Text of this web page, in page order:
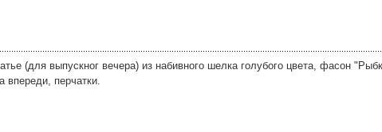
(для выпускног вечера) из набивного шелка голубого цвета, фасон
впереди, перчатки.